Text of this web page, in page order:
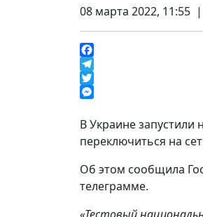
08 марта 2022, 11:55 |
Facebook
Telegram
Twitter
В Украине
переключиться на
Об этом сообщила
телеграмме.